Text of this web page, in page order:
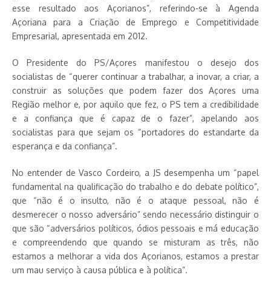
esse resultado aos Açorianos”, referindo-se à Agenda
Açoriana para a Criação de Emprego e Competitividade
Empresarial, apresentada em 2012.
O Presidente do PS/Açores manifestou o desejo dos
socialistas de “querer continuar a trabalhar, a inovar, a criar, a
construir as soluções que podem fazer dos Açores uma
Região melhor e, por aquilo que fez, o PS tem a credibilidade
e a confiança que é capaz de o fazer”, apelando aos
socialistas para que sejam os “portadores do estandarte da
esperança e da confiança”.
No entender de Vasco Cordeiro, a JS desempenha um “papel
fundamental na qualificação do trabalho e do debate político”,
que “não é o insulto, não é o ataque pessoal, não é
desmerecer o nosso adversário” sendo necessário distinguir o
que são “adversários políticos, ódios pessoais e má educação
e compreendendo que quando se misturam as três, não
estamos a melhorar a vida dos Açorianos, estamos a prestar
um mau serviço à causa pública e à política”.